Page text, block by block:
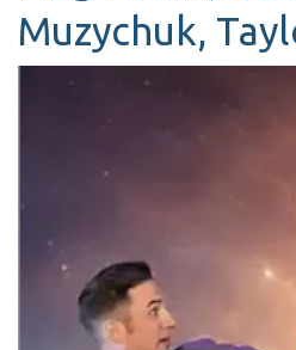
Muzychuk,